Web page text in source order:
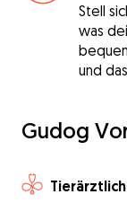
Stell
was
und
Gudog